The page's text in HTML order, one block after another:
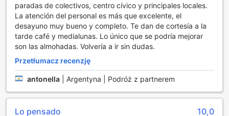
Hotel Bariloche By Tierra Gaucha to doskonałe miejsce dla
miłośników aktywnego wypoczynku, oferujące szeroki
wachlarz możliwości sportowych, które z pewnością
zaspokoją oczekiwania każdego entuzjasty przygód.
Goście mają dostęp do wspaniałych tras do wędrówek,
które prowadzą przez malownicze krajobrazy San Carlos
de Bariloche. Te szlaki, otoczone majestatycznymi górami i
krystalicznie czystymi jeziorami, zapewniają
względu na poziom zaawansowania, każdy znajdzie coś
dla siebie, od łatwych spacerów po bardziej wymagające
paradas de colectivos, centro cívico y principales locales.
La atención del personal es más que excelente, el
desayuno muy bueno y completo. Te dan de cortesía a la
tarde café y medialunas. Lo único que se podría mejorar
son las almohadas. Volvería a ir sin dudas.
Przetłumacz recenzję
antonella Argentyna | Podróż z partnerem
Lo pensado 10,0